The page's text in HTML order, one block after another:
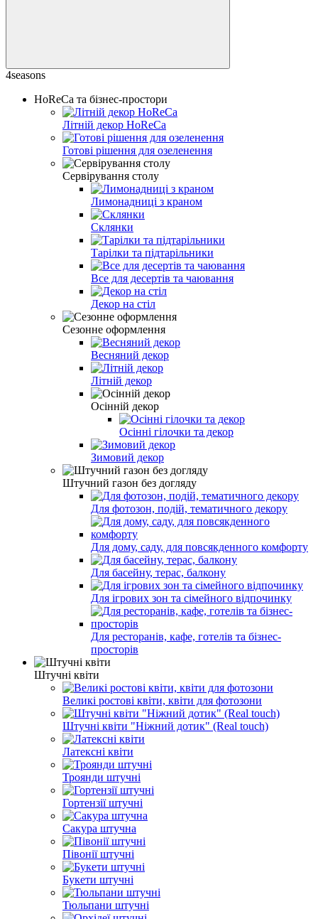
4seasons
HoReCa та бізнес-простори
Літній декор HoReCa
Готові рішення для озеленення
Сервірування столу
Лимонадниці з краном
Склянки
Тарілки та підтарільники
Все для десертів та чаювання
Декор на стіл
Сезонне оформлення
Весняний декор
Літній декор
Осінній декор
Осінні гілочки та декор
Зимовий декор
Штучний газон без догляду
Для фотозон, подій, тематичного декору
Для дому, саду, для повсякденного комфорту
Для басейну, терас, балкону
Для ігрових зон та сімейного відпочинку
Для ресторанів, кафе, готелів та бізнес-
просторів
Штучні квіти
Великі ростові квіти, квіти для фотозони
Штучні квіти "Ніжний дотик" (Real touch)
Латексні квіти
Троянди штучні
Гортензії штучні
Сакура штучна
Півонії штучні
Букети штучні
Тюльпани штучні